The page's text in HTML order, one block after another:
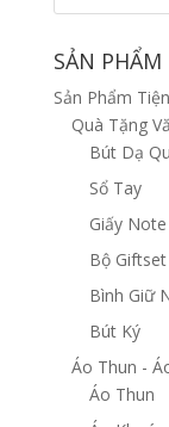
SẢN PHẨM
Sản Phẩm
Quà Tặng
Bút Dạ
Sổ Tay
Giấy Note
Bộ Giftset
Bình Giữ
Bút Ký
Áo Thun -
Áo Thun